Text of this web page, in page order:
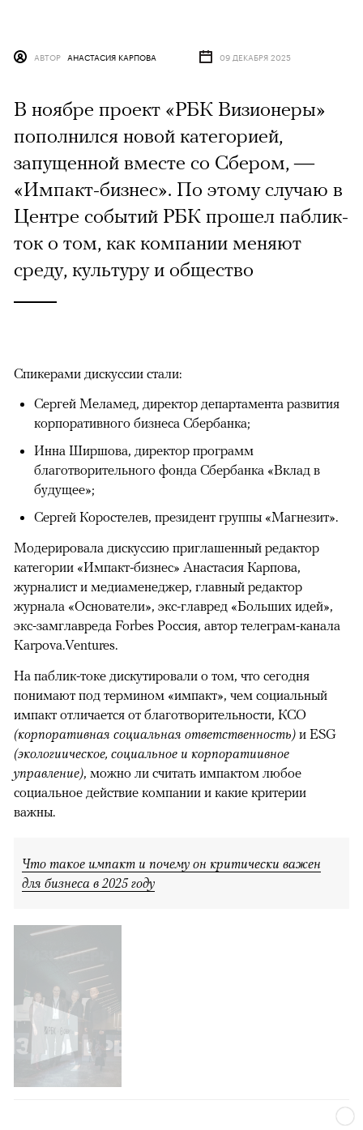
АВТОР АНАСТАСИЯ КАРПОВА 09 ДЕКАБРЯ 2025
В ноябре проект «РБК Визионеры»
пополнился новой категорией,
запущенной вместе со Сбером, —
«Импакт-бизнес». По этому случаю в
Центре событий РБК прошел паблик-
ток о том, как компании меняют
среду, культуру и общество
Спикерами дискуссии стали:
Сергей Меламед, директор департамента развития
корпоративного бизнеса Сбербанка;
Инна Ширшова, директор программ
благотворительного фонда Сбербанка «Вклад в
будущее»;
Сергей Коростелев, президент группы «Магнезит».
Модерировала дискуссию приглашенный редактор
категории «Импакт-бизнес» Анастасия Карпова,
журналист и медиаменеджер, главный редактор
журнала «Основатели», экс-главред «Больших идей»,
экс-замглавреда Forbes Россия, автор телеграм-канала
Karpova.Ventures.
На паблик-токе дискутировали о том, что сегодня
понимают под термином «импакт», чем социальный
импакт отличается от благотворительности, КСО
(корпоративная социальная ответственность) и ESG
(экологиическое, социальное и корпоратиивное
управление), можно ли считать импактом любое
социальное действие компании и какие критерии
важны.
Что такое импакт и почему он критически важен
для бизнеса в 2025 году